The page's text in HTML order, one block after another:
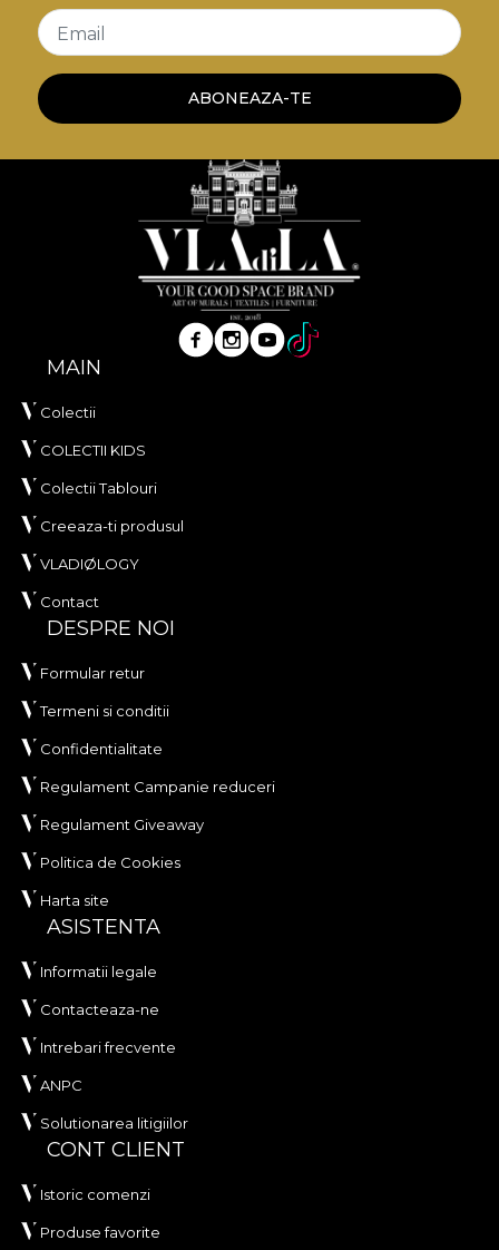
Email
ABONEAZA-TE
MAIN
Colectii
COLECTII KIDS
Colectii Tablouri
Creeaza-ti produsul
VLADIØLOGY
Contact
DESPRE NOI
Formular retur
Termeni si conditii
Confidentialitate
Regulament Campanie reduceri
Regulament Giveaway
Politica de Cookies
Harta site
ASISTENTA
Informatii legale
Contacteaza-ne
Intrebari frecvente
ANPC
Solutionarea litigiilor
CONT CLIENT
Istoric comenzi
Produse favorite